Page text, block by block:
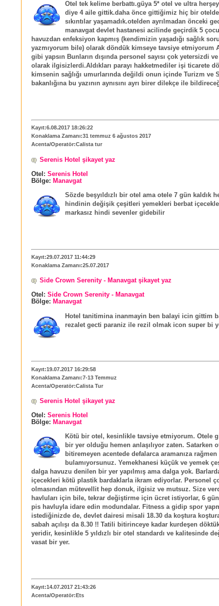
Otel tek kelime berbattı.güya 5* otel ve ultra
diye 4 aile gittik.daha önce gittiğimiz hiç bir
sıkıntılar yaşamadık.otelden ayrılmadan önceki
manavgat devlet hastanesi acilinde geçirdik 5
havuzdan enfeksiyon kapmış (kendimizin yaşadığı sağlık
yazmıyorum bile) olarak döndük kimseye tavsiye etmiyorum
gibi yapsın Bunların dışında personel sayısı çok yetersizdi
olarak ilgisizlerdi.Aldıkları parayı hakketmediler işi ticarete
kimsenin sağlığı umurlarında değildi onun içinde Turizm ve
bakanlığına bu yazının aynısını ayrı birer dilekçe ile
Kayıt:6.08.2017 18:26:22
Konaklama Zamanı:31 temmuz 6 ağustos 2017
Acenta/Operatör:Calista tur
Serenis Hotel şikayet yaz
Otel: Serenis Hotel
Bölge: Manavgat
Sözde beşyıldızlı bir otel ama otele 7 gün kaldık
hindinin değişik çeşitleri yemekleri berbat
markasız hindi sevenler gidebilir
Kayıt:29.07.2017 11:44:29
Konaklama Zamanı:25.07.2017
Side Crown Serenity - Manavgat şikayet yaz
Otel: Side Crown Serenity - Manavgat
Bölge: Manavgat
Hotel tanitimina inanmayin ben balayi icin gittim
rezalet gecti paraniz ile rezil olmak icon super bi
Kayıt:19.07.2017 16:29:58
Konaklama Zamanı:7-13 Temmuz
Acenta/Operatör:Calista Tur
Serenis Hotel şikayet yaz
Otel: Serenis Hotel
Bölge: Manavgat
Kötü bir otel, kesinlikle tavsiye etmiyorum. Otele
bir yer olduğu hemen anlaşılıyor zaten. Satarken
bitiremeyen acentede defalarca aramanıza
bulamıyorsunuz. Yemekhanesi küçük ve yemek
dalga havuzu denilen bir yer yapılmış ama dalga yok.
içecekleri kötü plastik bardaklarla ikram ediyorlar. Personel
olmasından mütevellit hep donuk, ilgisiz ve mutsuz. Size
havluları için bile, tekrar değiştirme için ücret istiyorlar, 6
pis havluyla idare edin modundalar. Fitness a gidip spor
istediğinizde de, devlet dairesi misali 18.30 da koştura
sabah açılışı da 8.30 !! Tatili bitirinceye kadar kurdeşen
yeridir, kesinlikle 5 yıldızlı bir otel standardı ve kalitesinde
vasat bir yer.
Kayıt:14.07.2017 21:43:26
Acenta/Operatör:Ets